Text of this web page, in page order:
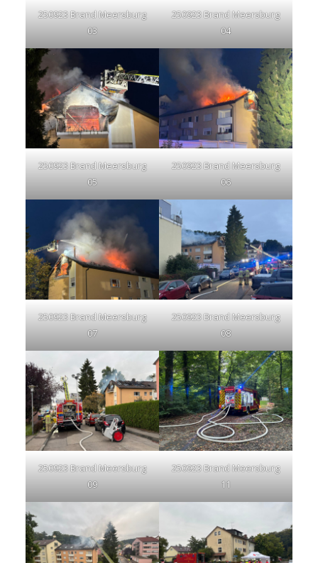
250923 Brand Meersburg
03
250923 Brand Meersburg
04
250923 Brand Meersburg
05
250923 Brand Meersburg
06
250923 Brand Meersburg
07
250923 Brand Meersburg
08
250923 Brand Meersburg
09
250923 Brand Meersburg
11